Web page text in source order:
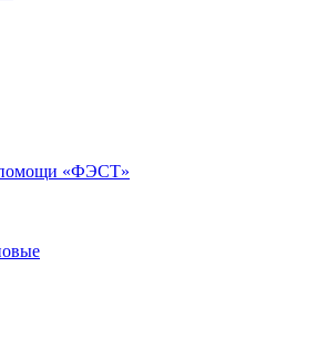
помощи «ФЭСТ»